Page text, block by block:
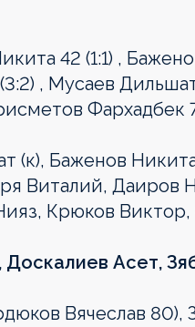
42 (1:1) ,
, Мусаев
Фархадбек
(к), Баженов
Виталий, Даиров
Крюков Виктор,
Асет,
Вячеслав 80),